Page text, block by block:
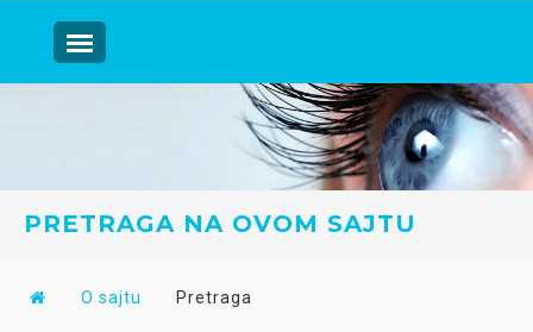
PRETRAGA NA OVOM SAJTU
O sajtu Pretraga